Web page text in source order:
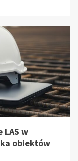
w
obiektów